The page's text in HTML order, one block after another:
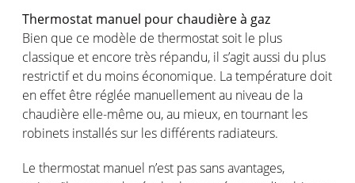
Thermostat manuel pour chaudièreà gaz
Bien que ce modèle de thermostatsoit le plus
classique et encore très répandu, il s’agitaussi du plus
restrictifet du moins économique. Latempérature doit
en effet être réglée manuellementau niveau de la
chaudière elle-même ou, au mieux, entournant les
robinets installéssur les différents radiateurs.
Le thermostat manuel n’est pas sansavantages,